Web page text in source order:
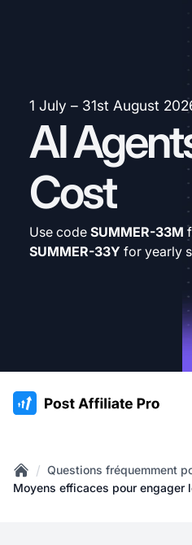
1 July – 31st August
AI
Cost
Use code SUMMER-33M
SUMMER-33Y for yearly
:site.title
Home
/ Questions fréquemment
Moyens efficaces pour engager